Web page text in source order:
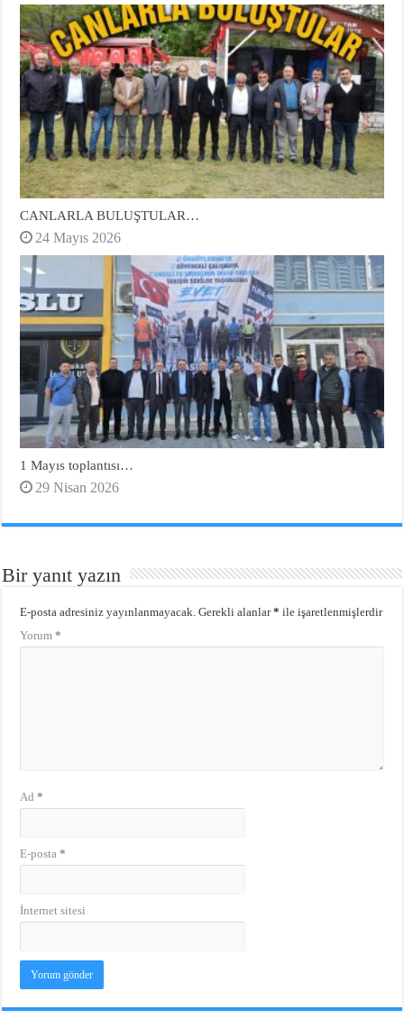
CANLARLA BULUŞTULAR…
24 Mayıs 2026
1 Mayıs toplantısı…
29 Nisan 2026
Bir yanıt yazın
E-posta adresiniz yayınlanmayacak. Gerekli alanlar* ile işaretlenmişlerdir
Yorum*
Ad*
E-posta*
İnternet sitesi